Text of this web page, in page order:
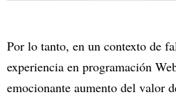
Por lo tanto, en un contexto de
experiencia en programación
emocionante aumento del valor